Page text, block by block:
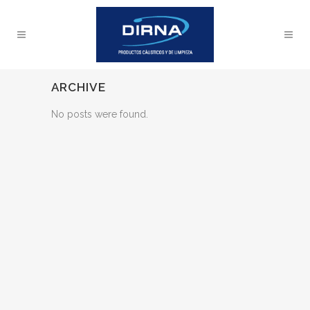
ARCHIVE
No posts were found.